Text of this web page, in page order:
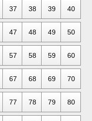
37 38 39 40
47 48 49 50
57 58 59 60
67 68 69 70
77 78 79 80